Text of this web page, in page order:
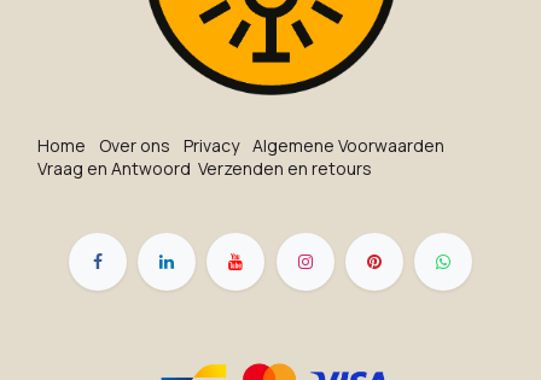
Ho​me O​ve​r on​s Privacy Algemene Voorwaarden
Vraag en Antwoord Verzenden en retours